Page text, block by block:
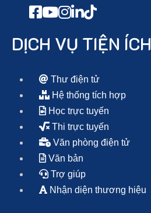
DỊCH VỤ TIỆN ÍCH
Thư điện tử
Hệ thống tích hợp
Học trực tuyến
Thi trực tuyến
Văn phòng điện tử
Văn bản
Trợ giúp
Nhận diện thương hiệu